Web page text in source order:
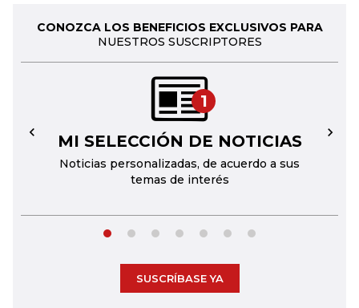
CONOZCA LOS BENEFICIOS EXCLUSIVOS PARA
NUESTROS SUSCRIPTORES
1
MI SELECCIÓN DE NOTICIAS
Noticias personalizadas, de acuerdo a sus
temas de interés
← →
SUSCRÍBASE YA